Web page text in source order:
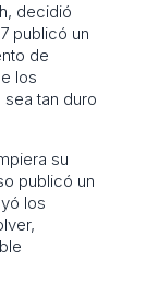
decidió
publicó un
de
los
tan duro
su
publicó un
los